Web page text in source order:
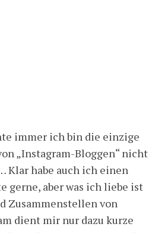
immer ich bin die einzige
„Instagram-Bloggen“ nicht
Klar habe auch ich einen
gerne, aber was ich liebe ist
Zusammenstellen von
dient mir nur dazu kurze